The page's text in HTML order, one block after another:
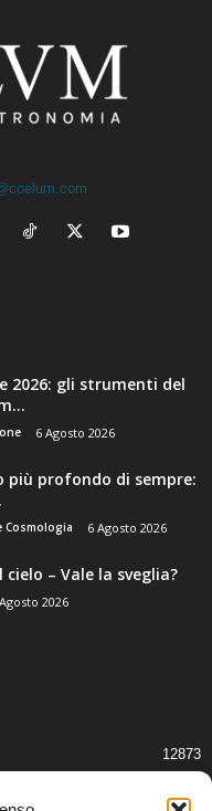
2026: gli strumenti del
6 Agosto 2026
più profondo di sempre:
Cosmologia 6 Agosto 2026
– Vale la sveglia?
2026
12873